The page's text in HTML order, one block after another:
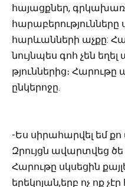
հայացքներ,
հարաբերությունները
հարևանների աչքը:
նույնպես գոհ չեն
թյուններից։ Հարութը
ընկերոջը.
-Ես սիրահարվել եմ
Զրույցն ավարտվեց ծե
Հարութը սկսեցին
երեկոյան,երբ ոչ ոք